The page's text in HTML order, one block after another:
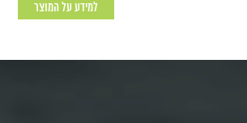
למידע על המוצר